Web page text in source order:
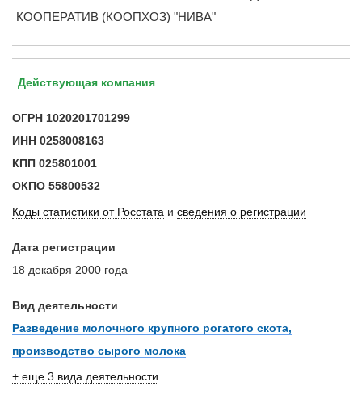
КООПЕРАТИВ (КООПХОЗ) "НИВА"
Действующая компания
ОГРН 1020201701299
ИНН 0258008163
КПП 025801001
ОКПО 55800532
Коды статистики от Росстата и сведения о регистрации
Дата регистрации
18 декабря 2000 года
Вид деятельности
Разведение молочного крупного рогатого скота,
производство сырого молока
+ еще 3 вида деятельности